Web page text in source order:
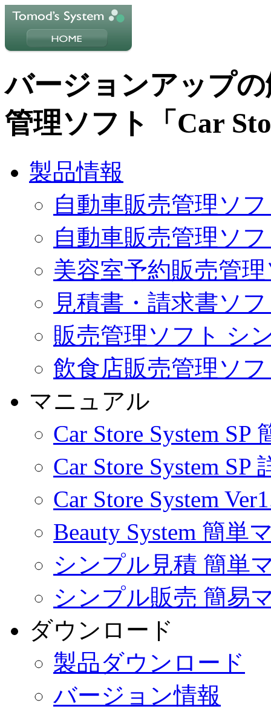
バージョンアップ
管理ソフト「Car
製品情報
自動車販売管理ソフ
自動車販売管理ソフ
美容室予約販売管理
見積書・請求書ソ
販売管理ソフト シ
飲食店販売管理ソフ
マニュアル
Car Store System
Car Store System
Car Store System
Beauty System 簡単
シンプル見積 簡単
シンプル販売 簡易
ダウンロード
製品ダウンロード
バージョン情報